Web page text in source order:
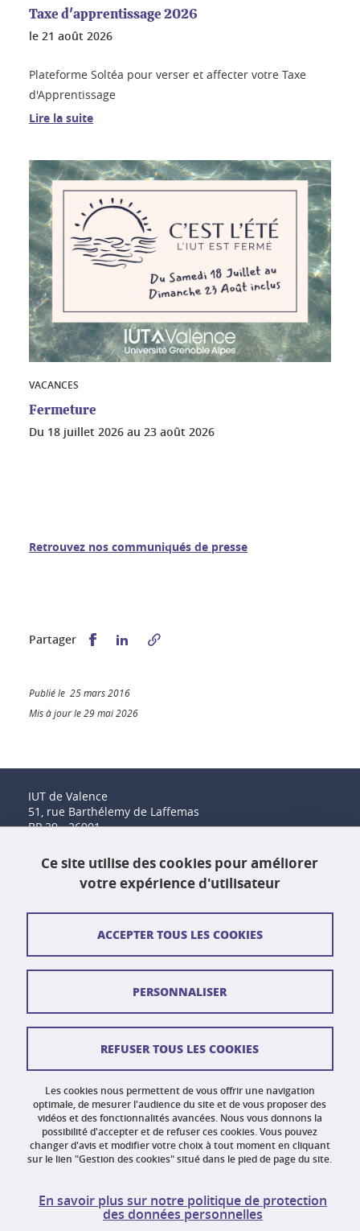
Taxe d'apprentissage 2026
le 21 août 2026
Plateforme Soltéa pour verser et affecter votre Taxe
d'Apprentissage
Lire la suite
VACANCES
Fermeture
Du 18 juillet 2026 au 23 août 2026
Retrouvez nos communiqués de presse
Partager Partager sur Facebook
Partager sur LinkedIn
Publié le 25 mars 2016
Mis à jour le 29 mai 2026
IUT de Valence
51, rue Barthélemy de Laffemas
BP 29 - 26901
Tél. : 04 75 41 88 00
Fax : 04 75 41 88 44
Contact et plan d'accès
Plan du site
Mentions légales
Données personnelles
Gestion des cookies
Accessibilité : non conforme
Ce site utilise des cookies pour améliorer
votre expérience d'utilisateur
Les cookies nous permettent de vous offrir une navigation
optimale, de mesurer l'audience du site et de vous proposer des
vidéos et des fonctionnalités avancées. Nous vous donnons la
possibilité d'accepter et de refuser ces cookies. Vous pouvez
changer d'avis et modifier votre choix à tout moment en cliquant
sur le lien "Gestion des cookies" situé dans le pied de page du site.
En savoir plus sur notre politique de protection
des données personnelles
ACCEPTER TOUS LES COOKIES
REFUSER TOUS LES COOKIES
PERSONNALISER